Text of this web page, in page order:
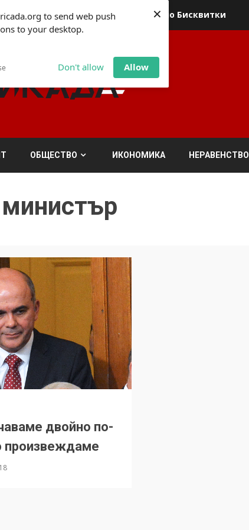
to send web push
to your desktop.
Don't allow Allow
×
За реклама Политика относно Бисквитки
ОБЩЕСТВО ИКОНОМИКА НЕРАВЕНСТВО
двойно по-
произвеждаме